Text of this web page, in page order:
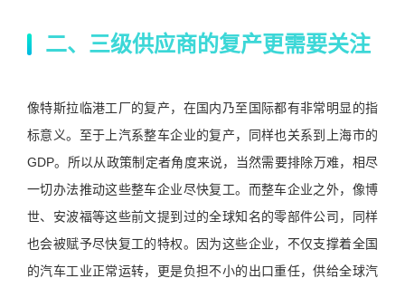
二、三级供应商的复产更需要关注
像特斯拉临港工厂的复产，在国内乃至国际都有非常明显的指
标意义。至于上汽系整车企业的复产，同样也关系到上海市的
GDP。所以从政策制定者角度来说，当然需要排除万难，相尽
一切办法推动这些整车企业尽快复工。而整车企业之外，像博
世、安波福等这些前文提到过的全球知名的零部件公司，同样
也会被赋予尽快复工的特权。因为这些企业，不仅支撑着全国
的汽车工业正常运转，更是负担不小的出口重任，供给全球汽